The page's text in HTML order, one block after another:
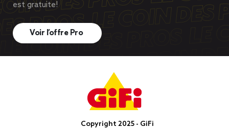
est gratuite!
Voir l’offre Pro
Copyright 2025 - GiFi